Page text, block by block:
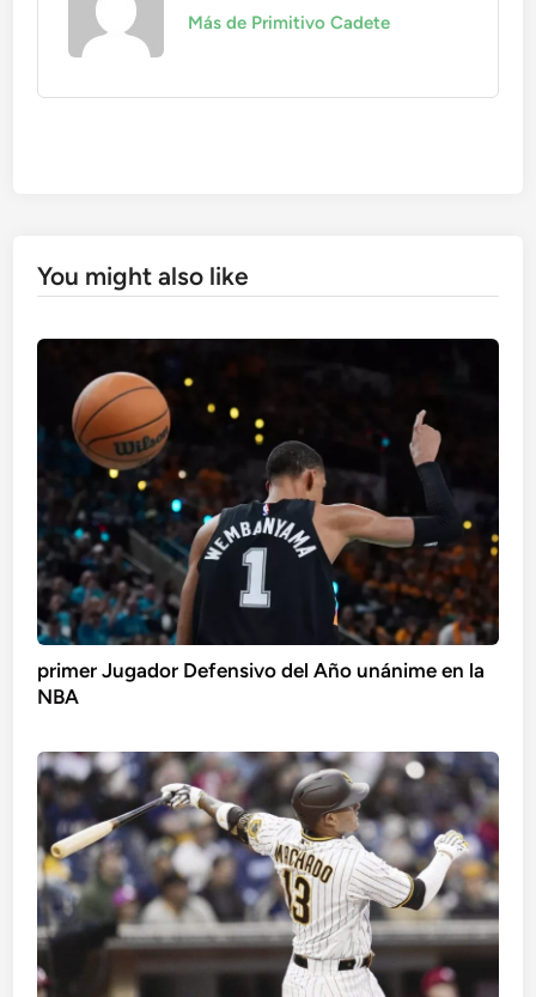
Más de Primitivo Cadete
You might also like
primer Jugador Defensivo del Año unánime en la
NBA